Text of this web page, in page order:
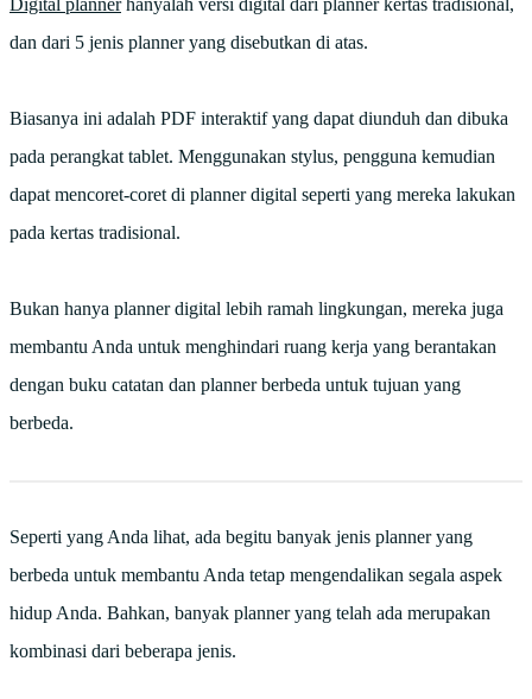
Digital plannerhanyalah versi digital dari planner kertas tradisional,
dan dari 5 jenis planner yang disebutkan di atas.
Biasanya ini adalah PDF interaktif yang dapat diunduh dan dibuka
pada perangkat tablet. Menggunakan stylus, pengguna kemudian
dapat mencoret-coret di planner digital seperti yang mereka lakukan
pada kertas tradisional.
Bukan hanya planner digital lebih ramah lingkungan, mereka juga
membantu Anda untuk menghindari ruang kerja yang berantakan
dengan buku catatan dan planner berbeda untuk tujuan yang
berbeda.
Seperti yang Anda lihat, ada begitu banyak jenis planner yang
berbeda untuk membantu Anda tetap mengendalikan segala aspek
hidup Anda. Bahkan, banyak planner yang telah ada merupakan
kombinasi dari beberapa jenis.